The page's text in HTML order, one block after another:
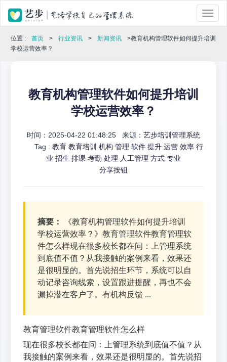
位置 : 首页 > 行业资讯 > 新闻资讯
>教育机构管理软件如何提升培训
学校运营效率？
教育机构管理软件如何提升培训
学校运营效率？
时间：2025-04-22 01:48:25 来源： 艺步培训管理系统
Tag : 教育 教育培训 机构 管理 软件 提升 运营 效率 行
业 招生 排课 考勤 处理 人工管理 方式 专业
分享按钮
摘要：
《教育机构管理软件如何提升培训
学校运营效率？》教育管理软件教育管理软
件怎么样现在很多校长都在问：上管理系统
到底值不值？从我接触的案例来看，效果还
是很明显的。首先说招生环节，系统可以自
动记录咨询线索，设置跟进提醒，再也不会
漏掉潜在客户了。有机构反馈 ...
教育管理软件教育管理软件怎么样
现在很多校长都在问：上管理系统到底值不值？从
我接触的案例来看，效果还是很明显的。首先说招